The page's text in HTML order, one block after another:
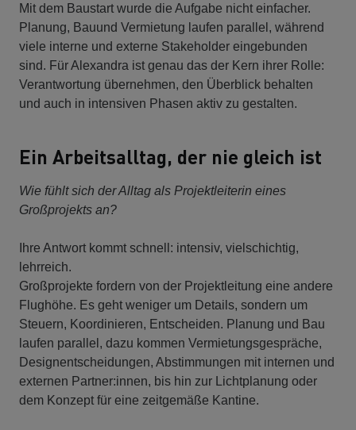
Mit dem Baustart wurde die Aufgabe nicht einfacher.
Planung, Bauund Vermietung laufen parallel, während
viele interne und externe Stakeholder eingebunden
sind. Für Alexandra ist genau das der Kern ihrer Rolle:
Verantwortung übernehmen, den Überblick behalten
und auch in intensiven Phasen aktiv zu gestalten.
Ein Arbeitsalltag, der nie gleich ist
Wie fühlt sich der Alltag als Projektleiterin eines
Großprojekts an?
Ihre Antwort kommt schnell: intensiv, vielschichtig,
lehrreich.
Großprojekte fordern von der Projektleitung eine andere
Flughöhe. Es geht weniger um Details, sondern um
Steuern, Koordinieren, Entscheiden. Planung und Bau
laufen parallel, dazu kommen Vermietungsgespräche,
Designentscheidungen, Abstimmungen mit internen und
externen Partner:innen, bis hin zur Lichtplanung oder
dem Konzept für eine zeitgemäße Kantine.